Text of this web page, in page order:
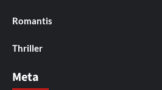
Romantis
Thriller
Meta